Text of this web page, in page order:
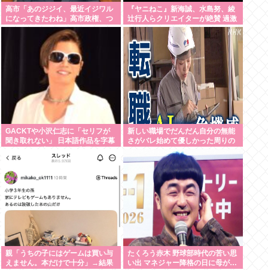
高市「あのジジイ、最近イジワル
になってきたわね」高市政権、つ
いに麻生切り！嫌儲はどっちにつ
『ヤニねこ』新海誠、水島努、綾
辻行人らクリエイターが絶賛 過激
描写はBPOでも議論に
GACKTや小沢仁志に「セリフが
聞き取れない」 日本語作品を字幕
新しい職場でだんだん自分の無能
さがバレ始めて優しかった周りの
人たちが徐々に冷たくなっていく
時ってゾクゾクするよな
親「うちの子にはゲームは買い与
えません。本だけで十分」→結果
たくろう赤木 野球部時代の苦い思
い出 マネジャー降格の日に母が…